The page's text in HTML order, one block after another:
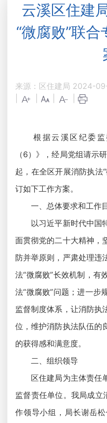
云溪区住建
“微腐败”联
来源：区住建局 2024-
根据云溪区纪委监
（6）》，经局党组请示
起，在全区开展消防执法
订如下工作方案。
一、总体要求和工作
以习近平新时代中国
面贯彻党的二十大精神，
防并举原则，严肃处理违
法“微腐败”长效机制，有
法“微腐败”问题；进一步
监督制度体系，让消防执
位，维护消防执法队伍的
的获得感和满意度。
二、组织领导
区住建局为主体责任
监督责任单位。我局成立
作领导小组，局长谢岳